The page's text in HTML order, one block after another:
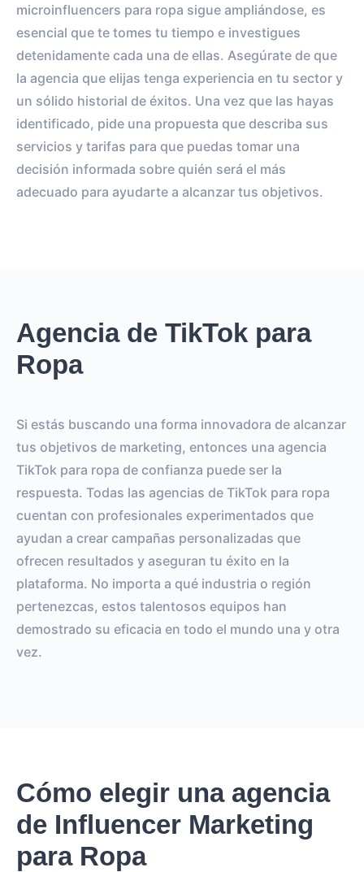
microinfluencers para ropa sigue ampliándose, es
esencial que te tomes tu tiempo e investigues
detenidamente cada una de ellas. Asegúrate de que
la agencia que elijas tenga experiencia en tu sector y
un sólido historial de éxitos. Una vez que las hayas
identificado, pide una propuesta que describa sus
servicios y tarifas para que puedas tomar una
decisión informada sobre quién será el más
adecuado para ayudarte a alcanzar tus objetivos.
Agencia de TikTok para
Ropa
Si estás buscando una forma innovadora de alcanzar
tus objetivos de marketing, entonces una agencia
TikTok para ropa de confianza puede ser la
respuesta. Todas las agencias de TikTok para ropa
cuentan con profesionales experimentados que
ayudan a crear campañas personalizadas que
ofrecen resultados y aseguran tu éxito en la
plataforma. No importa a qué industria o región
pertenezcas, estos talentosos equipos han
demostrado su eficacia en todo el mundo una y otra
vez.
Cómo elegir una agencia
de Influencer Marketing
para Ropa